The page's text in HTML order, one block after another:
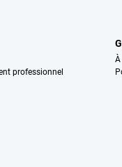
professionnel